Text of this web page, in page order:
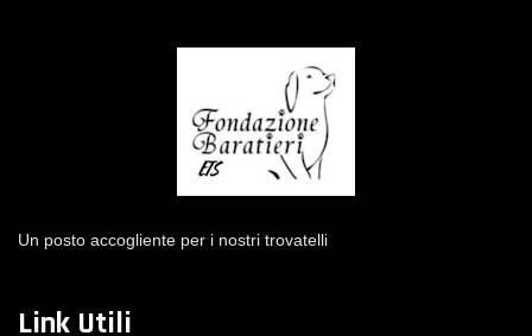
Un posto accogliente per i nostri trovatelli
Link Utili